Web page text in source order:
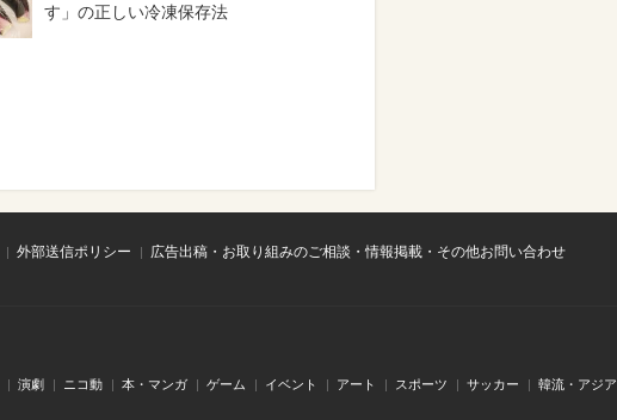
す」の正しい冷凍保存法
外部送信ポリシー
広告出稿・お取り組みのご相談・情報掲載・その他お問い合わせ
演劇 ニコ動 本・マンガ ゲーム イベント アート スポーツ サッカー 韓流・アジア